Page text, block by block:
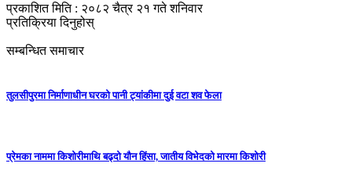
प्रकाशित मिति : २०८२ चैत्र २१ गते शनिवार
प्रतिक्रिया दिनुहोस्
सम्बन्धित समाचार
तुलसीपुरमा निर्माणाधीन घरको पानी ट्यांकीमा दुई वटा शव फेला
प्रेमका नाममा किशोरीमाथि बढ्दो यौन हिंसा, जातीय विभेदको मारमा किशोरी